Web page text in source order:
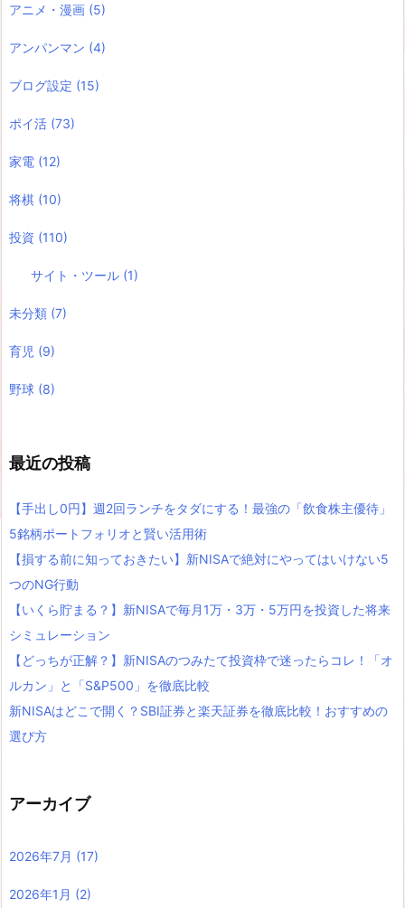
アニメ・漫画 (5)
アンパンマン (4)
ブログ設定 (15)
ポイ活 (73)
家電 (12)
将棋 (10)
投資 (110)
サイト・ツール (1)
未分類 (7)
育児 (9)
野球 (8)
最近の投稿
【手出し0円】週2回ランチをタダにする！最強の「飲食株主優待」
5銘柄ポートフォリオと賢い活用術
【損する前に知っておきたい】新NISAで絶対にやってはいけない5
つのNG行動
【いくら貯まる？】新NISAで毎月1万・3万・5万円を投資した将来
シミュレーション
【どっちが正解？】新NISAのつみたて投資枠で迷ったらコレ！「オ
ルカン」と「S&P500」を徹底比較
新NISAはどこで開く？SBI証券と楽天証券を徹底比較！おすすめの
選び方
アーカイブ
2026年7月 (17)
2026年1月 (2)